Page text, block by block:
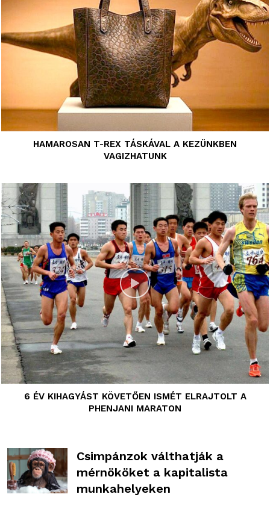
HAMAROSAN T-REX TÁSKÁVAL A KEZÜNKBEN
VAGIZHATUNK
6 ÉV KIHAGYÁST KÖVETŐEN ISMÉT ELRAJTOLT A
PHENJANI MARATON
Csimpánzok válthatják a
mérnököket a kapitalista
munkahelyeken